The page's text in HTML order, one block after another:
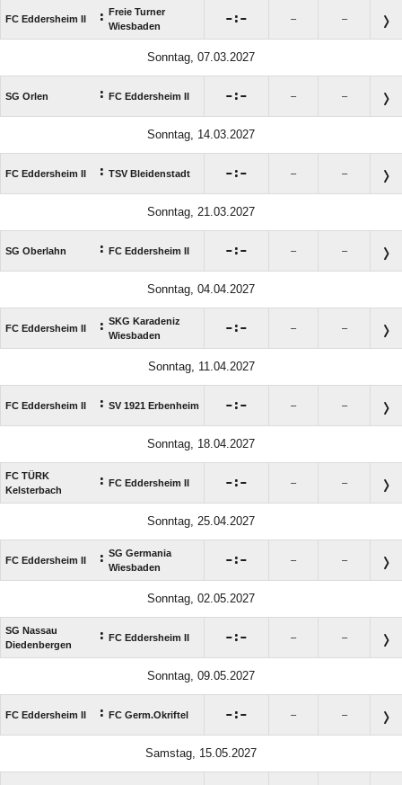
FC Eddersheim II : Freie Turner
Wiesbaden
: – –
Sonntag, 07.03.2027
SG Orlen : FC Eddersheim II : – –
Sonntag, 14.03.2027
FC Eddersheim II : TSV Bleidenstadt : – –
Sonntag, 21.03.2027
SG Oberlahn : FC Eddersheim II : – –
Sonntag, 04.04.2027
FC Eddersheim II : SKG Karadeniz
Wiesbaden
: – –
Sonntag, 11.04.2027
FC Eddersheim II : SV 1921 Erbenheim : – –
Sonntag, 18.04.2027
FC TÜRK
Kelsterbach
: FC Eddersheim II : – –
Sonntag, 25.04.2027
FC Eddersheim II : SG Germania
Wiesbaden
: – –
Sonntag, 02.05.2027
SG Nassau
Diedenbergen
: FC Eddersheim II : – –
Sonntag, 09.05.2027
FC Eddersheim II : FC Germ.Okriftel : – –
Samstag, 15.05.2027